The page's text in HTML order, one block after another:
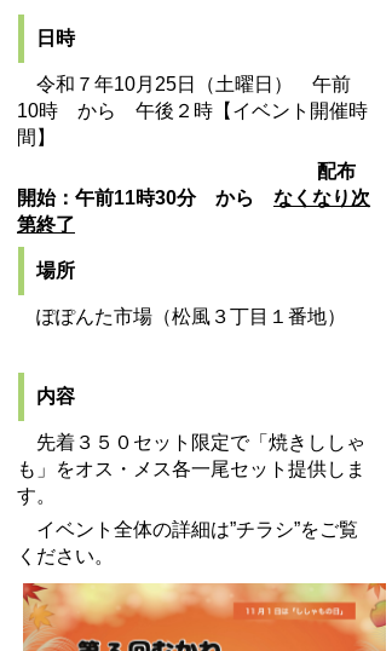
日時
令和７年10月25日（土曜日） 午前
10時 から 午後２時【イベント開催時
間】
配布
開始：午前11時30分 から
なくなり次
第終了
場所
ぽぽんた市場（松風３丁目１番地）
内容
先着３５０セット限定で「焼きししゃ
も」をオス・メス各一尾セット提供しま
す。
イベント全体の詳細は”チラシ”をご覧
ください。